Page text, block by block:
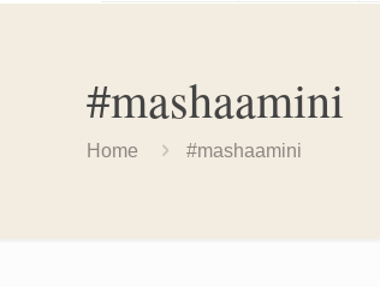
#mashaamini
Home #mashaamini